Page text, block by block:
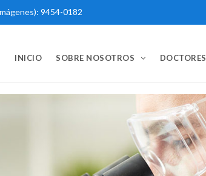
9454-0182
INICIO SOBRE NOSOTROS DOCTORES